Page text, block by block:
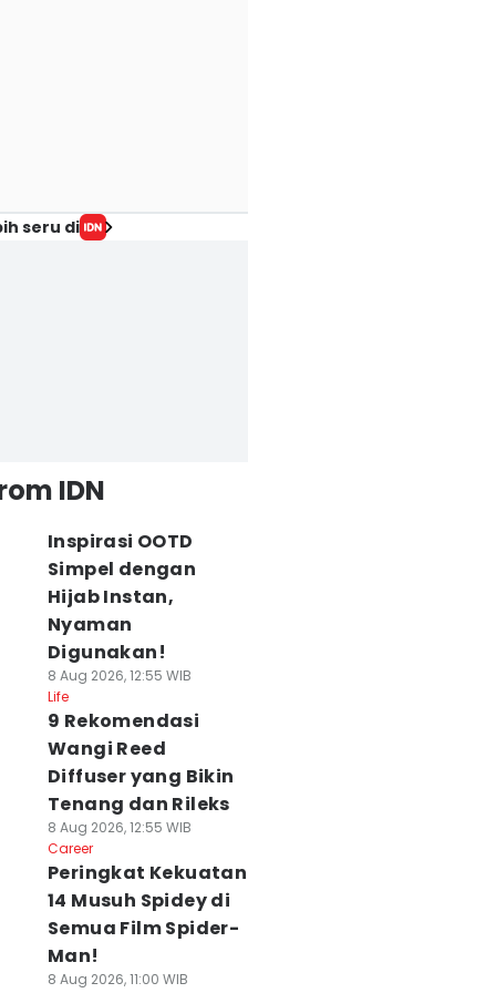
seru di
IDN
Inspirasi OOTD
Simpel dengan
Hijab Instan,
Nyaman
Digunakan!
8 Aug 2026, 12:55 WIB
Life
9 Rekomendasi
Wangi Reed
Diffuser yang Bikin
Tenang dan Rileks
8 Aug 2026, 12:55 WIB
Career
Peringkat Kekuatan
14 Musuh Spidey di
Semua Film Spider-
Man!
8 Aug 2026, 11:00 WIB